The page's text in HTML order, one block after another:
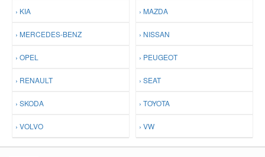
› KIA › MAZDA
› MERCEDES-BENZ › NISSAN
› OPEL › PEUGEOT
› RENAULT › SEAT
› SKODA › TOYOTA
› VOLVO › VW